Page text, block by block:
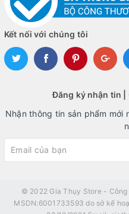
Kết nối với chúng tôi
Đăng ký nhận tin |
Nhận thông tin sản phẩm mới
© 2022 Gia Thụy Store - Công
MSDN:6001733593 do sở kế